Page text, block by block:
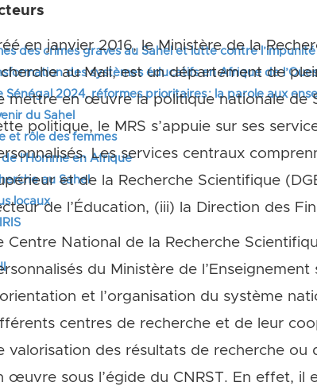
des crimes graves au Sahel et lutte contre l’impunité
des systèmes éducatifs en Afrique de
Sénégal 2024, réformes prioritaires : la parole aux
du Sahel
et rôle des femmes
l’Homme en Afrique
au Sahel
locaux
en janvier 2016, le Ministère de la
au Mali, est un département de
mettre en œuvre la politique nationale de
politique, le MRS s’appuie sur ses
Les services centraux
et de la Recherche Scientifique
de l’Éducation, (iii) la Direction des
Centre National de la Recherche
du Ministère de
et l’organisation du système
centres de recherche et de leur
valorisation des résultats de recherche ou
œuvre sous l’égide du CNRST. En effet, il